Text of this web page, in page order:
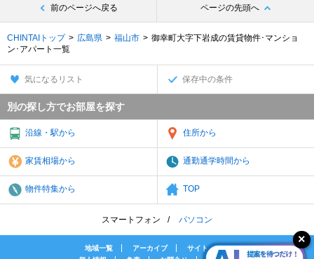
前のページへ戻る ページの先頭へ
CHINTAIトップ 広島県 福山市
御幸町大字下岩成の賃貸物件･マンショ
ン･アパート一覧
気になるリスト 保存中の条件
別の探し方でお部屋を探す
沿線・駅から 住所から
家賃相場から 通勤通学時間から
物件特集から TOP
スマートフォン パソコン
地域一覧 アーカイブ
サイトマップ